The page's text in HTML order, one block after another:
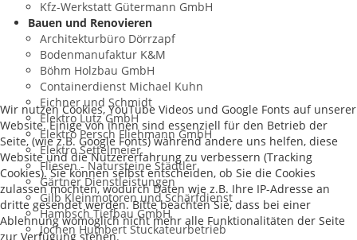
Kfz-Werkstatt Gütermann GmbH
Bauen und Renovieren
Architekturbüro Dörrzapf
Bodenmanufaktur K&M
Böhm Holzbau GmbH
Containerdienst Michael Kuhn
Eichner und Schmidt
Elektro Lutz GmbH
Elektro Persch Fliehmann GmbH
Elektro Settelmeier
Fliesen - Natursteine Städtler
Gärtner Dienstleistungen
Gilb Kleinmotoren und Schärfdienst
Hambsch Tiefbau GmbH
Jochen Humbert Stuckateurbetrieb
Wir nutzen Cookies, YouTube Videos und Google Fonts auf unserer
Website. Einige von ihnen sind essenziell für den Betrieb der
Seite, (wie z.B. Google Fonts) während andere uns helfen, diese
Website und die Nutzererfahrung zu verbessern (Tracking
Cookies). Sie können selbst entscheiden, ob Sie die Cookies
zulassen möchten, wodurch Daten wie z.B. Ihre IP-Adresse an
dritte gesendet werden. Bitte beachten Sie, dass bei einer
Ablehnung womöglich nicht mehr alle Funktionalitäten der Seite
zur Verfügung stehen.